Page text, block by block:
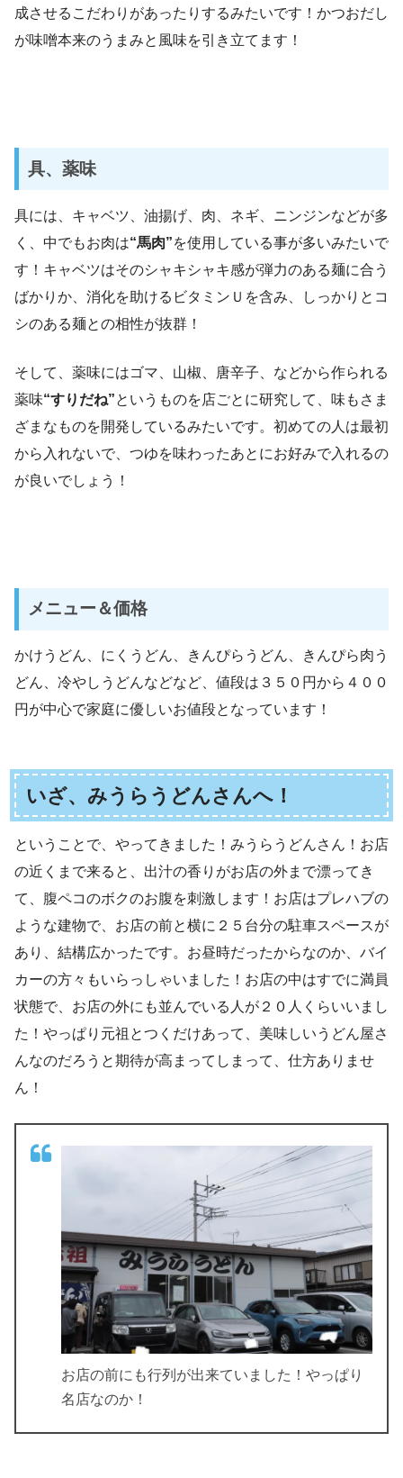
成させるこだわりがあったりするみたいです！かつおだし
が味噌本来のうまみと風味を引き立てます！
具、薬味
具には、キャベツ、油揚げ、肉、ネギ、ニンジンなどが多
く、中でもお肉は“馬肉”を使用している事が多いみたいで
す！キャベツはそのシャキシャキ感が弾力のある麺に合う
ばかりか、消化を助けるビタミンＵを含み、しっかりとコ
シのある麺との相性が抜群！
そして、薬味にはゴマ、山椒、唐辛子、などから作られる
薬味“すりだね”というものを店ごとに研究して、味もさま
ざまなものを開発しているみたいです。初めての人は最初
から入れないで、つゆを味わったあとにお好みで入れるの
が良いでしょう！
メニュー＆価格
かけうどん、にくうどん、きんぴらうどん、きんぴら肉う
どん、冷やしうどんなどなど、値段は３５０円から４００
円が中心で家庭に優しいお値段となっています！
いざ、みうらうどんさんへ！
ということで、やってきました！みうらうどんさん！お店
の近くまで来ると、出汁の香りがお店の外まで漂ってき
て、腹ペコのボクのお腹を刺激します！お店はプレハブの
ような建物で、お店の前と横に２５台分の駐車スペースが
あり、結構広かったです。お昼時だったからなのか、バイ
カーの方々もいらっしゃいました！お店の中はすでに満員
状態で、お店の外にも並んでいる人が２０人くらいいまし
た！やっぱり元祖とつくだけあって、美味しいうどん屋さ
んなのだろうと期待が高まってしまって、仕方ありませ
ん！
お店の前にも行列が出来ていました！やっぱり
名店なのか！